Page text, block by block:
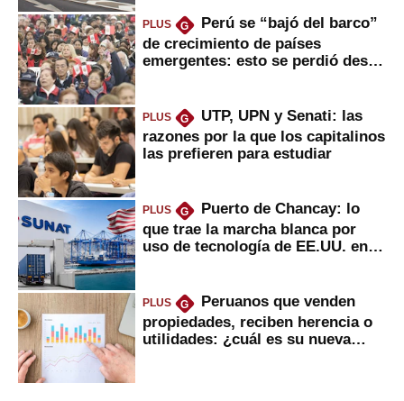
PLUS G
Perú se “bajó del barco”
de crecimiento de países
emergentes: esto se perdió desde
PLUS G
UTP, UPN y Senati: las
razones por la que los capitalinos
las prefieren para estudiar
PLUS G
Puerto de Chancay: lo
que trae la marcha blanca por
uso de tecnología de EE.UU. en
PLUS G
Peruanos que venden
propiedades, reciben herencia o
utilidades: ¿cuál es su nueva